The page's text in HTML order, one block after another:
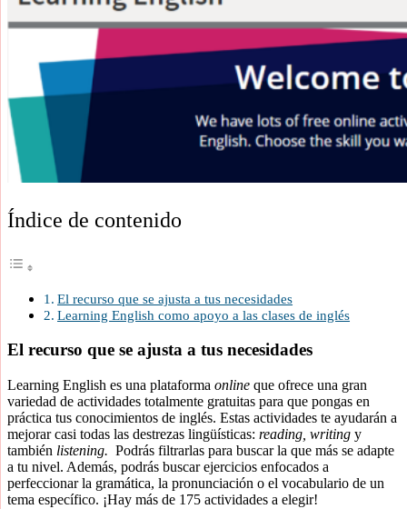
Índice de contenido
El recurso que se ajusta a tus necesidades
Learning English como apoyo a las clases de inglés
El recurso que se ajusta a tus necesidades
Learning English es una plataforma online que ofrece una gran
variedad de actividades totalmente gratuitas para que pongas en
práctica tus conocimientos de inglés. Estas actividades te ayudarán a
mejorar casi todas las destrezas lingüísticas: reading, writing y
también listening. Podrás filtrarlas para buscar la que más se adapte
a tu nivel. Además, podrás buscar ejercicios enfocados a
perfeccionar la gramática, la pronunciación o el vocabulario de un
tema específico. ¡Hay más de 175 actividades a elegir!